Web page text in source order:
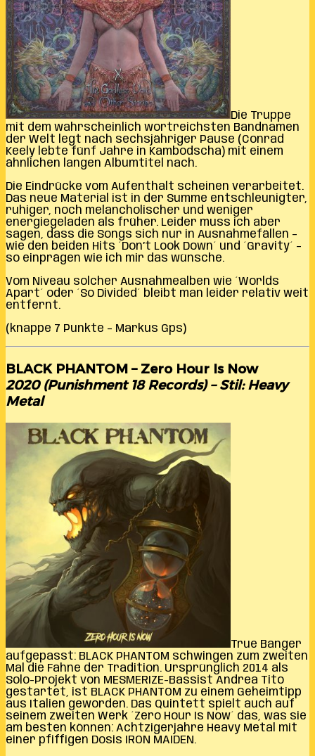
Die Truppe
mit dem wahrscheinlich wortreichsten Bandnamen
der Welt legt nach sechsjähriger Pause (Conrad
Keely lebte fünf Jahre in Kambodscha) mit einem
ähnlichen langen Albumtitel nach.
Die Eindrücke vom Aufenthalt scheinen verarbeitet.
Das neue Material ist in der Summe entschleunigter,
ruhiger, noch melancholischer und weniger
energiegeladen als früher. Leider muss ich aber
sagen, dass die Songs sich nur in Ausnahmefällen –
wie den beiden Hits ´Don’t Look Down´ und ´Gravity´ –
so einprägen wie ich mir das wünsche.
Vom Niveau solcher Ausnahmealben wie ´Worlds
Apart´ oder ´So Divided´ bleibt man leider relativ weit
entfernt.
(knappe 7 Punkte – Markus Gps)
BLACK PHANTOM – Zero Hour Is Now
2020 (Punishment 18 Records) – Stil: Heavy
Metal
True Banger
aufgepasst: BLACK PHANTOM schwingen zum zweiten
Mal die Fahne der Tradition. Ursprünglich 2014 als
Solo-Projekt von MESMERIZE-Bassist Andrea Tito
gestartet, ist BLACK PHANTOM zu einem Geheimtipp
aus Italien geworden. Das Quintett spielt auch auf
seinem zweiten Werk ´Zero Hour Is Now´ das, was sie
am besten können: Achtzigerjahre Heavy Metal mit
einer pfiffigen Dosis IRON MAIDEN.